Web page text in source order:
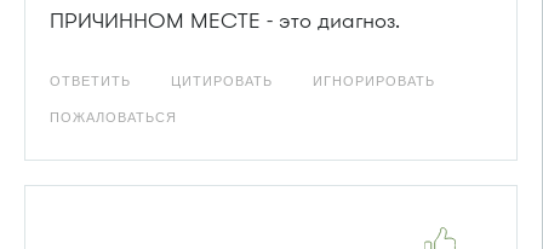
ПРИЧИННОМ МЕСТЕ - это диагноз.
ОТВЕТИТЬ ЦИТИРОВАТЬ ИГНОРИРОВАТЬ
ПОЖАЛОВАТЬСЯ